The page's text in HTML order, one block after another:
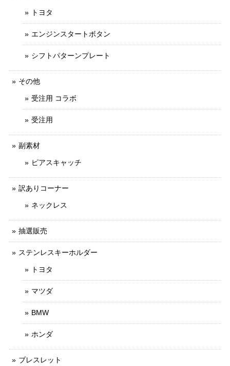
トヨタ
エンジンスタートボタン
シフトパターンプレート
その他
受注用 コラボ
受注用
副素材
ピアスキャッチ
訳ありコーナー
ネックレス
抽選販売
ステンレスキーホルダー
トヨタ
マツダ
BMW
ホンダ
ブレスレット